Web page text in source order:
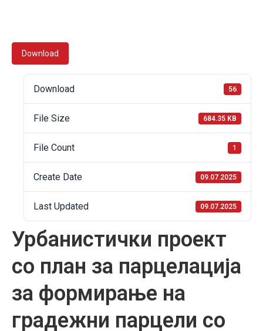
Download
Download 56
File Size 684.35 KB
File Count 1
Create Date 09.07.2025
Last Updated 09.07.2025
Урбанистички проект
со план за парцелација
за формирање на
градежни парцели со